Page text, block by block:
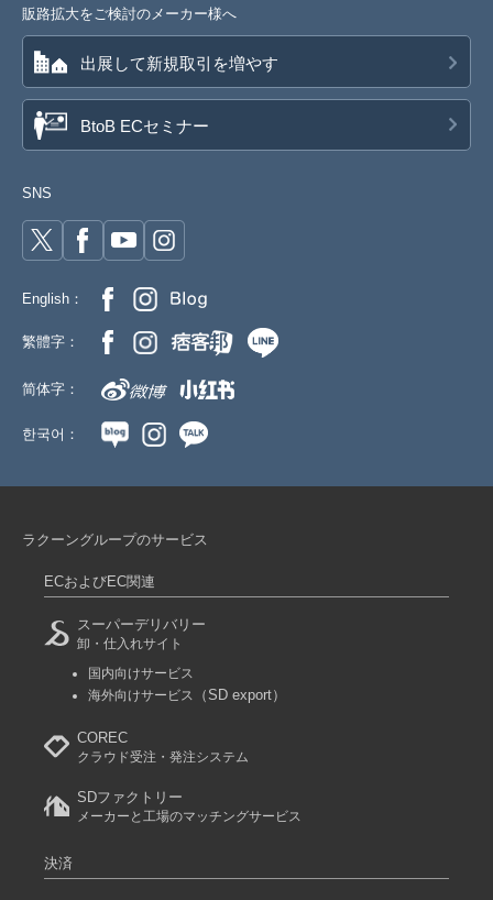
販路拡大をご検討のメーカー様へ
出展して新規取引を増やす
BtoB ECセミナー
SNS
English：
繁體字：
简体字：
한국어：
ラクーングループのサービス
ECおよびEC関連
スーパーデリバリー
卸・仕入れサイト
国内向けサービス
海外向けサービス
（SD export）
COREC
クラウド受注・発注システム
SDファクトリー
メーカーと工場のマッチングサービス
決済